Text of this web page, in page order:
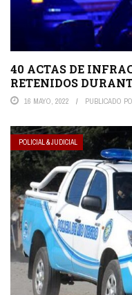
40 ACTAS DE
RETENIDOS
16 MAYO, 2022 PUBLICADO
POLICIAL & JUDICIAL